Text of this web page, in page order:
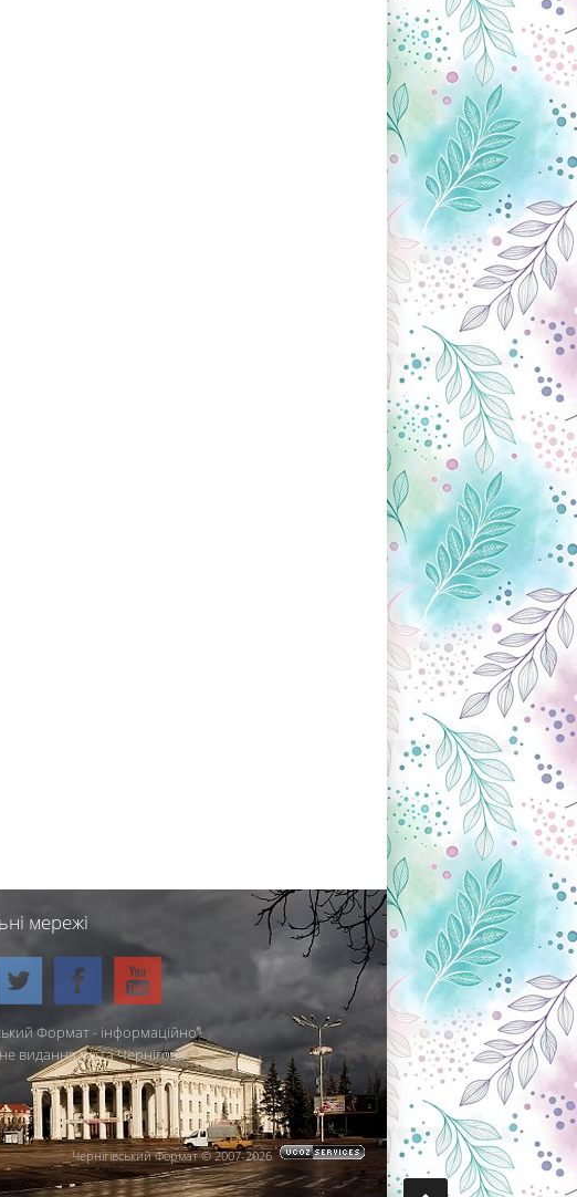
мережі
Формат - інформаційно-
видання міста Чернігова.
Чернігівський Формат © 2007-2026. .